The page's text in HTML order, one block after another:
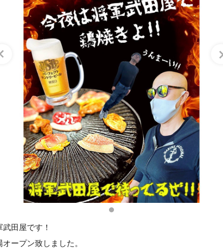
武田屋です！
オープン致しました。